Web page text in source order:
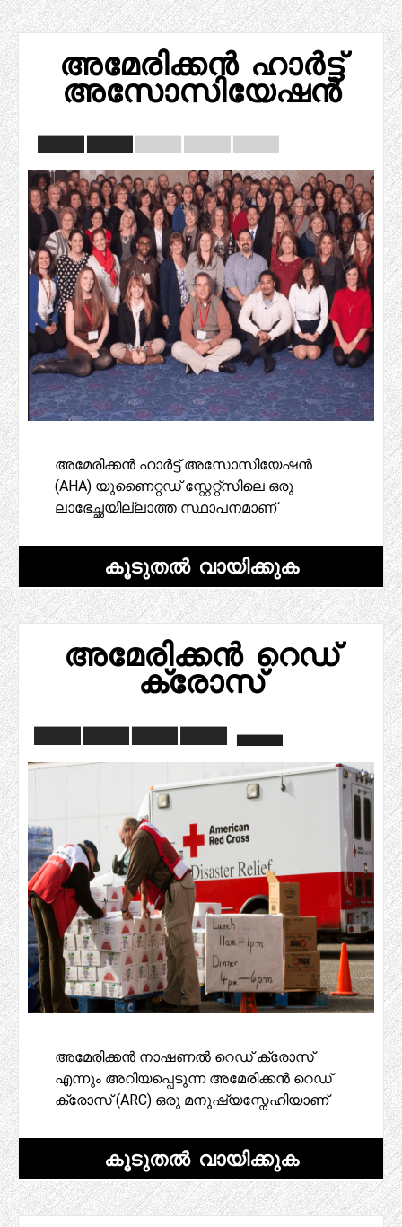
അമേരിക്കൻ ഹാർട്ട്
അസോസിയേഷൻ
അമേരിക്കൻ ഹാർട്ട് അസോസിയേഷൻ
(AHA) യുണൈറ്റഡ് സ്റ്റേറ്റ്സിലെ ഒരു
ലാഭേച്ഛയില്ലാത്ത സ്ഥാപനമാണ്
കൂടുതൽ വായിക്കുക
അമേരിക്കൻ റെഡ്
ക്രോസ്
അമേരിക്കൻ നാഷണൽ റെഡ് ക്രോസ്
എന്നും അറിയപ്പെടുന്ന അമേരിക്കൻ റെഡ്
ക്രോസ് (ARC) ഒരു മനുഷ്യസ്നേഹിയാണ്
കൂടുതൽ വായിക്കുക